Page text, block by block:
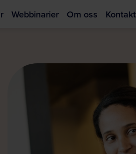
Webbinarier Om oss Kontakt